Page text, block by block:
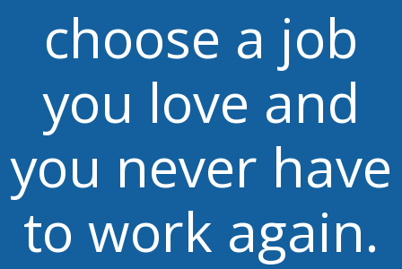
choose a job
you love and
you never have
to work again.